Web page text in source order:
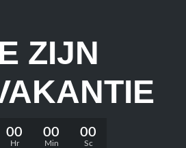
ZIJN
00
Hr
00
Min
00
Sc